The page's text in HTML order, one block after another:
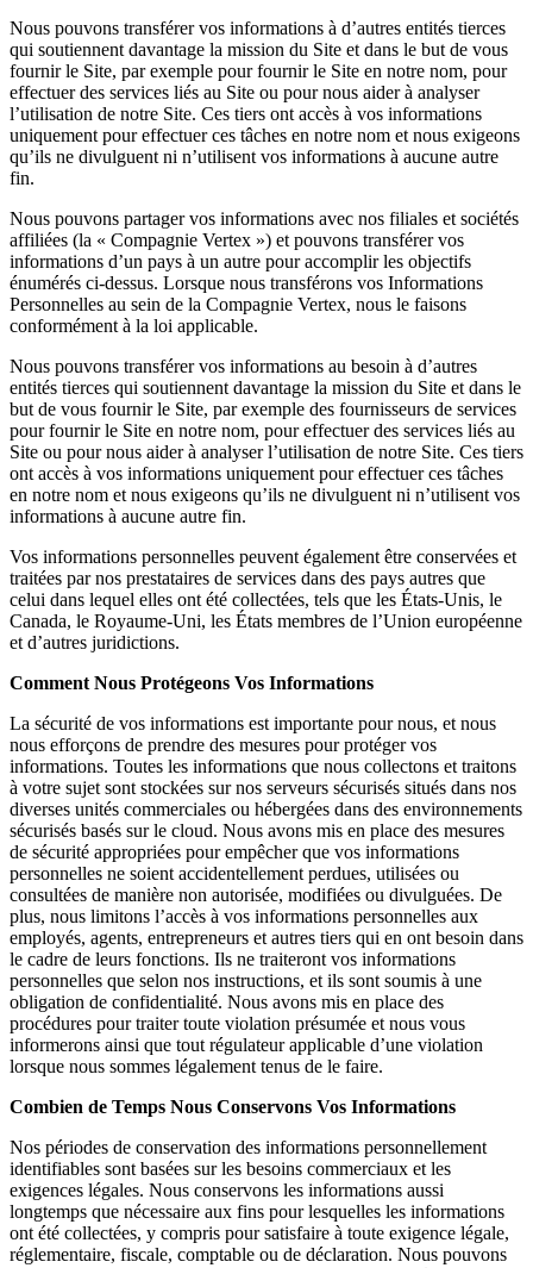
Nous pouvons transférer vos informations à d’autres entités tierces
qui soutiennent davantage la mission du Site et dans le but de vous
fournir le Site, par exemple pour fournir le Site en notre nom, pour
effectuer des services liés au Site ou pour nous aider à analyser
l’utilisation de notre Site. Ces tiers ont accès à vos informations
uniquement pour effectuer ces tâches en notre nom et nous exigeons
qu’ils ne divulguent ni n’utilisent vos informations à aucune autre
fin.
Nous pouvons partager vos informations avec nos filiales et sociétés
affiliées (la « Compagnie Vertex ») et pouvons transférer vos
informations d’un pays à un autre pour accomplir les objectifs
énumérés ci-dessus. Lorsque nous transférons vos Informations
Personnelles au sein de la Compagnie Vertex, nous le faisons
conformément à la loi applicable.
Nous pouvons transférer vos informations au besoin à d’autres
entités tierces qui soutiennent davantage la mission du Site et dans le
but de vous fournir le Site, par exemple des fournisseurs de services
pour fournir le Site en notre nom, pour effectuer des services liés au
Site ou pour nous aider à analyser l’utilisation de notre Site. Ces tiers
ont accès à vos informations uniquement pour effectuer ces tâches
en notre nom et nous exigeons qu’ils ne divulguent ni n’utilisent vos
informations à aucune autre fin.
Vos informations personnelles peuvent également être conservées et
traitées par nos prestataires de services dans des pays autres que
celui dans lequel elles ont été collectées, tels que les États-Unis, le
Canada, le Royaume-Uni, les États membres de l’Union européenne
et d’autres juridictions.
Comment Nous Protégeons Vos Informations
La sécurité de vos informations est importante pour nous, et nous
nous efforçons de prendre des mesures pour protéger vos
informations. Toutes les informations que nous collectons et traitons
à votre sujet sont stockées sur nos serveurs sécurisés situés dans nos
diverses unités commerciales ou hébergées dans des environnements
sécurisés basés sur le cloud. Nous avons mis en place des mesures
de sécurité appropriées pour empêcher que vos informations
personnelles ne soient accidentellement perdues, utilisées ou
consultées de manière non autorisée, modifiées ou divulguées. De
plus, nous limitons l’accès à vos informations personnelles aux
employés, agents, entrepreneurs et autres tiers qui en ont besoin dans
le cadre de leurs fonctions. Ils ne traiteront vos informations
personnelles que selon nos instructions, et ils sont soumis à une
obligation de confidentialité. Nous avons mis en place des
procédures pour traiter toute violation présumée et nous vous
informerons ainsi que tout régulateur applicable d’une violation
lorsque nous sommes légalement tenus de le faire.
Combien de Temps Nous Conservons Vos Informations
Nos périodes de conservation des informations personnellement
identifiables sont basées sur les besoins commerciaux et les
exigences légales. Nous conservons les informations aussi
longtemps que nécessaire aux fins pour lesquelles les informations
ont été collectées, y compris pour satisfaire à toute exigence légale,
réglementaire, fiscale, comptable ou de déclaration. Nous pouvons